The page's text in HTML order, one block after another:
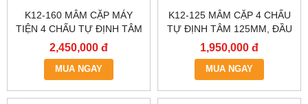
K12-160 MÂM CẶP MÁY
TIỆN 4 CHẤU TỰ ĐỊNH TÂM
160MM, ĐẦU KẸP MÁY TIỆN
4 CHẤU 1 TẤC 6, LATO MÁY
TIỆN 4 CHẤU, MÂM CẶP TỰ
TÂM
2,450,000 đ
MUA NGAY
K12-125 MÂM CẶP 4 CHẤU
TỰ ĐỊNH TÂM 125MM, ĐẦU
KẸP MÁY TIỆN 4 CHẤU 1
TẤC 25, LATO MÁY TIỆN 4
CHẤU, MÂM CẶP 4 CHẤU
1,950,000 đ
MUA NGAY